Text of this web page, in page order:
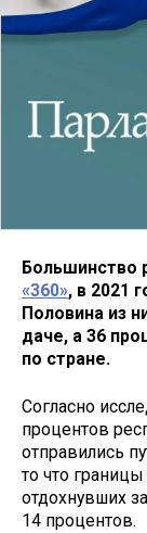
Большинство
«360», в 2021
Половина из
даче, а 36
по стране.
Согласно
процентов
отправились
то что
отдохнувших
14 процентов.